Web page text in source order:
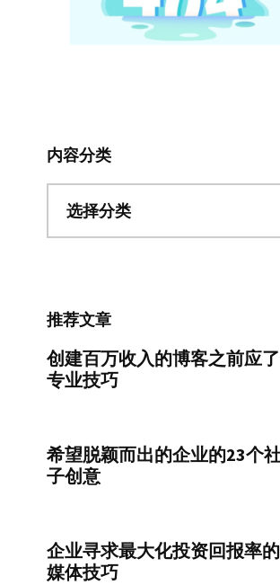
内容分类
分
推荐文章
创建百万收入的博客之前应
专业技巧
希望脱颖而出的企业的23个
子创意
企业寻求最大化投资回报率
媒体技巧